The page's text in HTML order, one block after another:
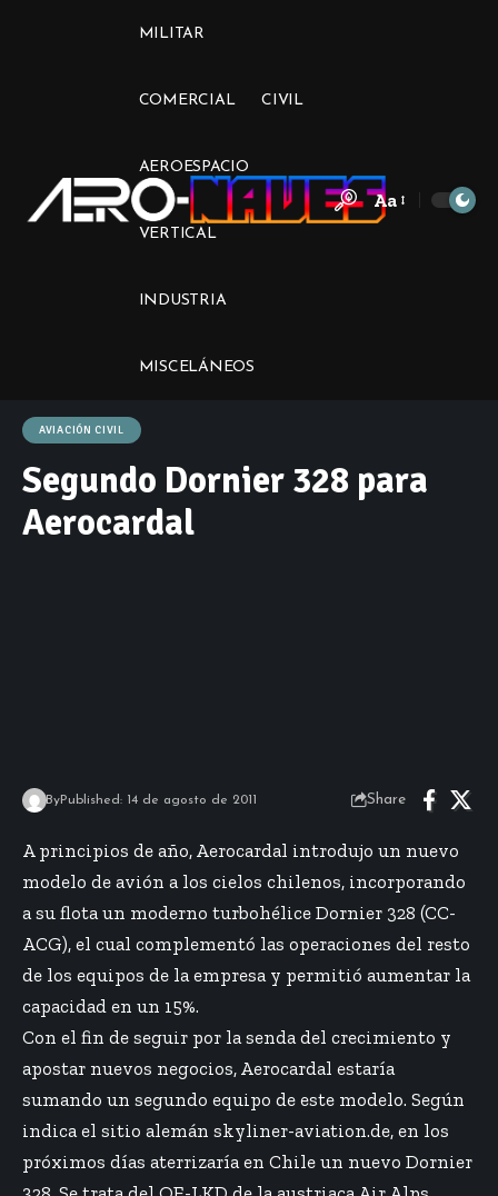
MILITAR
COMERCIAL CIVIL
AEROESPACIO
VERTICAL
INDUSTRIA
MISCELÁNEOS
Font
Aa
AVIACIÓN CIVIL
Segundo Dornier 328 para
Aerocardal
ByPublished: 14 de agosto de 2011 Share
A principios de año, Aerocardal introdujo un nuevo
modelo de avión a los cielos chilenos, incorporando
a su flota un moderno turbohélice Dornier 328 (CC-
ACG), el cual complementó las operaciones del resto
de los equipos de la empresa y permitió aumentar la
capacidad en un 15%.
Con el fin de seguir por la senda del crecimiento y
apostar nuevos negocios, Aerocardal estaría
sumando un segundo equipo de este modelo. Según
indica el sitio alemán skyliner-aviation.de, en los
próximos días aterrizaría en Chile un nuevo Dornier